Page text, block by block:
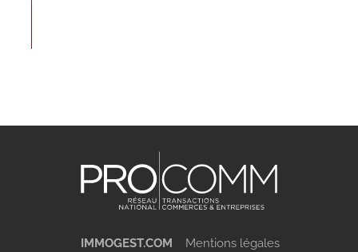
IMMOGEST.COM
Mentions légales